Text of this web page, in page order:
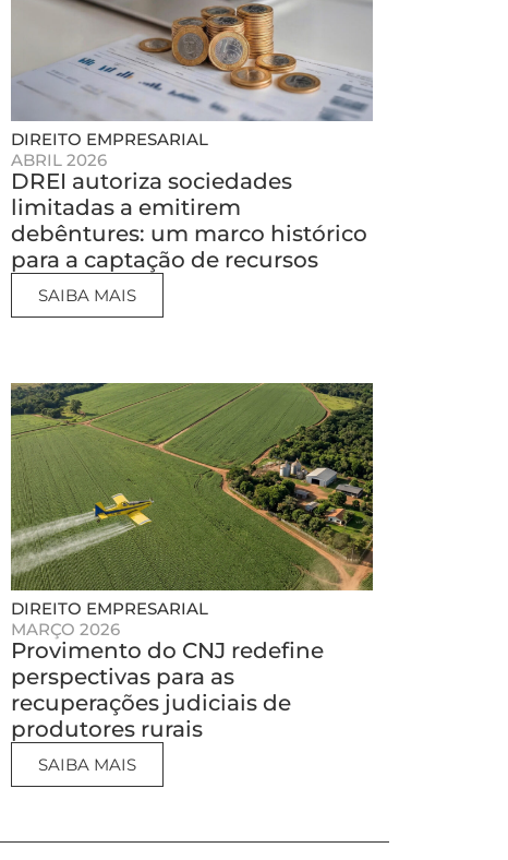
DIREITO EMPRESARIAL
ABRIL 2026
DREI autoriza sociedades
limitadas a emitirem
debêntures: um marco histórico
para a captação de recursos
SAIBA MAIS
DIREITO EMPRESARIAL
MARÇO 2026
Provimento do CNJ redefine
perspectivas para as
recuperações judiciais de
produtores rurais
SAIBA MAIS